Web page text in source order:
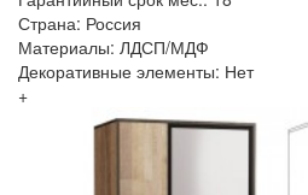
Страна: Россия
Материалы: ЛДСП/МДФ
Декоративные элементы: Нет
+